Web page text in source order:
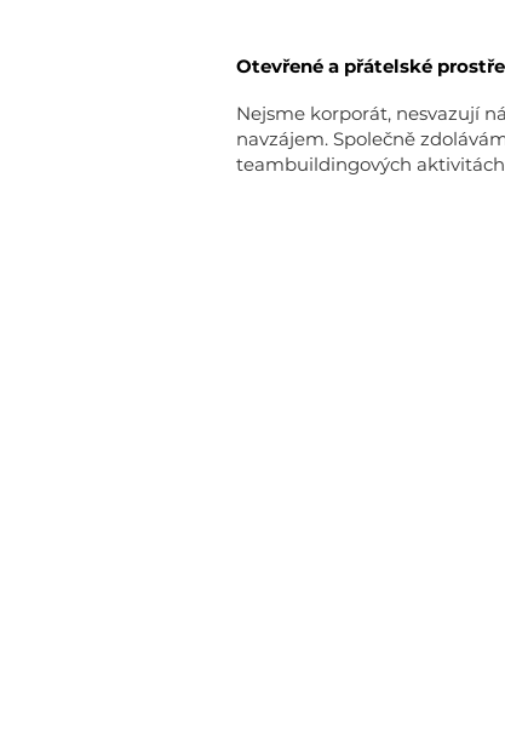
Otevřené a přátelské
Nejsme korporát, nesvazují
navzájem. Společně
teambuildingových